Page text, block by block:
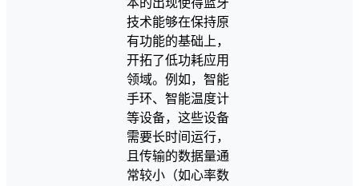
技术能够在保持原
有功能的基础上，
开拓了低功耗应用
领域。例如，智能
手环、智能温度计
等设备，这些设备
需要长时间运行，
且传输的数据量通
常较小（如心率数